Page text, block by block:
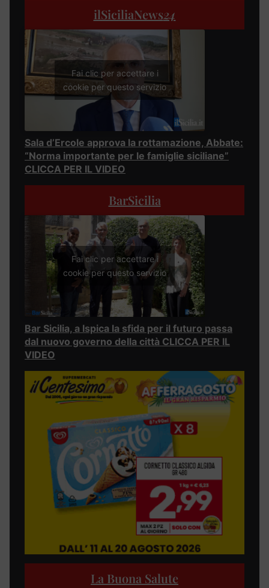
ilSiciliaNews24
Fai clic per accettare i
cookie per questo servizio
Sala d’Ercole approva la rottamazione, Abbate:
“Norma importante per le famiglie siciliane”
CLICCA PER IL VIDEO
BarSicilia
Fai clic per accettare i
cookie per questo servizio
Bar Sicilia, a Ispica la sfida per il futuro passa
dal nuovo governo della città CLICCA PER IL
VIDEO
La Buona Salute